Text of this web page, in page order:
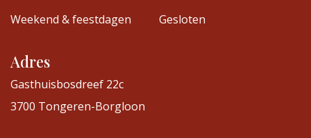
Weekend & feestdagen
Gesloten
Adres
Gasthuisbosdreef 22c
3700 Tongeren-Borgloon